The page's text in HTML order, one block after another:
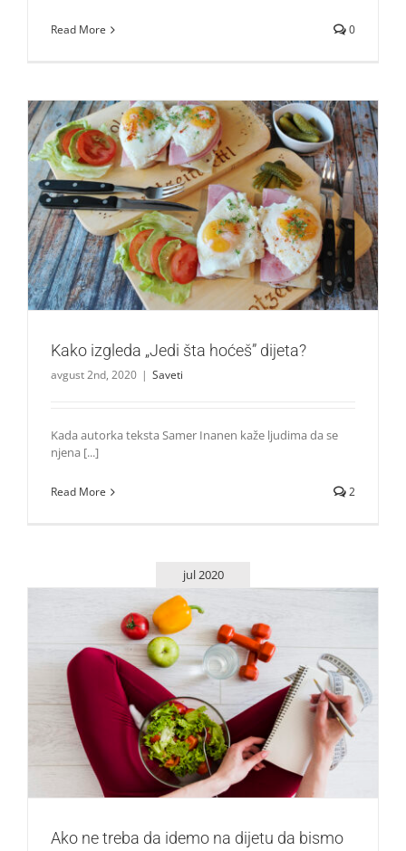
Read More 0
Kako izgleda „Jedi šta hoćeš” dijeta?
Saveti
Kako izgleda „Jedi šta hoćeš” dijeta?
avgust 2nd, 2020 | Saveti
Kada autorka teksta Samer Inanen kaže ljudima da se
njena [...]
Read More 2
jul 2020
Ako ne treba da idemo na dijetu da bismo smršali, šta da
radimo?
Saveti
Ako ne treba da idemo na dijetu da bismo